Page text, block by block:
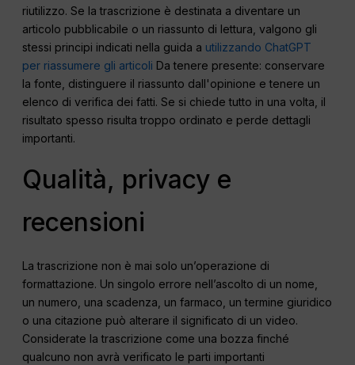
riutilizzo. Se la trascrizione è destinata a diventare un
articolo pubblicabile o un riassunto di lettura, valgono gli
stessi principi indicati nella guida a utilizzando ChatGPT
per riassumere gli articoli Da tenere presente: conservare
la fonte, distinguere il riassunto dall'opinione e tenere un
elenco di verifica dei fatti. Se si chiede tutto in una volta, il
risultato spesso risulta troppo ordinato e perde dettagli
importanti.
Qualità, privacy e
recensioni
La trascrizione non è mai solo un’operazione di
formattazione. Un singolo errore nell’ascolto di un nome,
un numero, una scadenza, un farmaco, un termine giuridico
o una citazione può alterare il significato di un video.
Considerate la trascrizione come una bozza finché
qualcuno non avrà verificato le parti importanti